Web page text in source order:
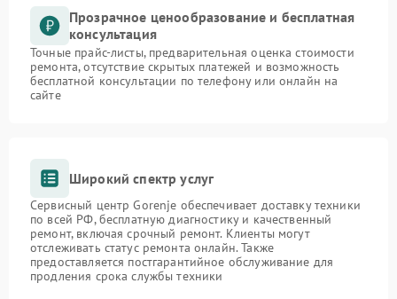
Прозрачное ценообразование и бесплатная
консультация
Точные прайс-листы, предварительная оценка стоимости
ремонта, отсутствие скрытых платежей и возможность
бесплатной консультации по телефону или онлайн на
сайте
Широкий спектр услуг
Сервисный центр Gorenje обеспечивает доставку техники
по всей РФ, бесплатную диагностику и качественный
ремонт, включая срочный ремонт. Клиенты могут
отслеживать статус ремонта онлайн. Также
предоставляется постгарантийное обслуживание для
продления срока службы техники